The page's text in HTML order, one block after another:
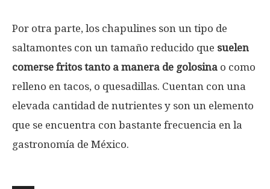
Por otra parte, los chapulines son un tipo de
saltamontes con un tamaño reducido que suelen
comerse fritos tanto a manera de golosina o como
relleno en tacos, o quesadillas. Cuentan con una
elevada cantidad de nutrientes y son un elemento
que se encuentra con bastante frecuencia en la
gastronomía de México.